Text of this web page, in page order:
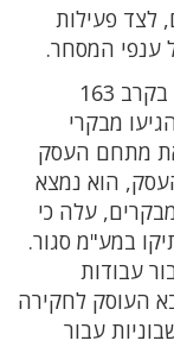
לצד פעילות
ענפי המסחר.
לצד פעולות הגבייה, נערכו גם ביקורות בקרב 163
מבקרי
את מתחם העסק
הוא נמצא
עלה כי
במע"מ סגור.
עבודות
העוסק לחקירה
עבור